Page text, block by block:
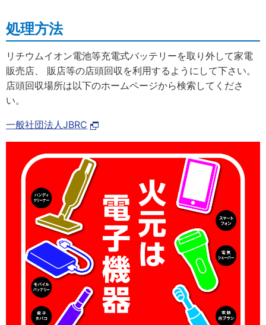
処理方法
リチウムイオン電池等充電式バッテリーを取り外して家電
販売店、 販店等の店頭回収を利用するようにして下さい。
店頭回収場所は以下のホームページから検索してくださ
い。
一般社団法人JBRC